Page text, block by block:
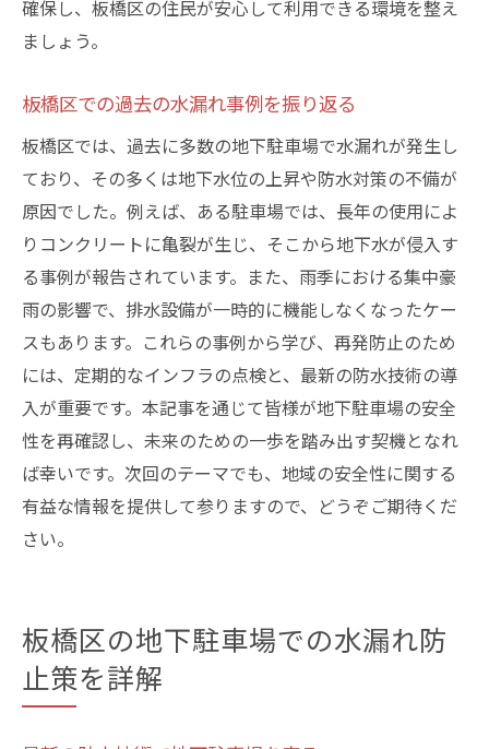
住民間の情報共有と協力体制の構築
板橋区の行政支援を活用した解決策
確保し、板橋区の住民が安心して利用できる環境を整え
ましょう。
板橋区での過去の水漏れ事例を振り返る
板橋区では、過去に多数の地下駐車場で水漏れが発生し
ており、その多くは地下水位の上昇や防水対策の不備が
原因でした。例えば、ある駐車場では、長年の使用によ
りコンクリートに亀裂が生じ、そこから地下水が侵入す
る事例が報告されています。また、雨季における集中豪
雨の影響で、排水設備が一時的に機能しなくなったケー
スもあります。これらの事例から学び、再発防止のため
には、定期的なインフラの点検と、最新の防水技術の導
入が重要です。本記事を通じて皆様が地下駐車場の安全
性を再確認し、未来のための一歩を踏み出す契機となれ
ば幸いです。次回のテーマでも、地域の安全性に関する
有益な情報を提供して参りますので、どうぞご期待くだ
さい。
板橋区の地下駐車場での水漏れ防
止策を詳解